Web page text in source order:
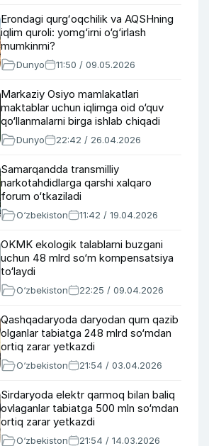
Erondagi qurgʻoqchilik va AQSHning
iqlim quroli: yomg‘irni o‘g‘irlash
mumkinmi?
Dunyo 11:50 / 09.05.2026
Markaziy Osiyo mamlakatlari
maktablar uchun iqlimga oid o‘quv
qo‘llanmalarni birga ishlab chiqadi
Dunyo 22:42 / 26.04.2026
Samarqandda transmilliy
narkotahdidlarga qarshi xalqaro
forum o‘tkaziladi
O‘zbekiston 11:42 / 19.04.2026
OKMK ekologik talablarni buzgani
uchun 48 mlrd so‘m kompensatsiya
to‘laydi
O‘zbekiston 22:25 / 09.04.2026
Qashqadaryoda daryodan qum qazib
olganlar tabiatga 248 mlrd so‘mdan
ortiq zarar yetkazdi
O‘zbekiston 21:54 / 03.04.2026
Sirdaryoda elektr qarmoq bilan baliq
ovlaganlar tabiatga 500 mln so‘mdan
ortiq zarar yetkazdi
O‘zbekiston 21:54 / 14.03.2026